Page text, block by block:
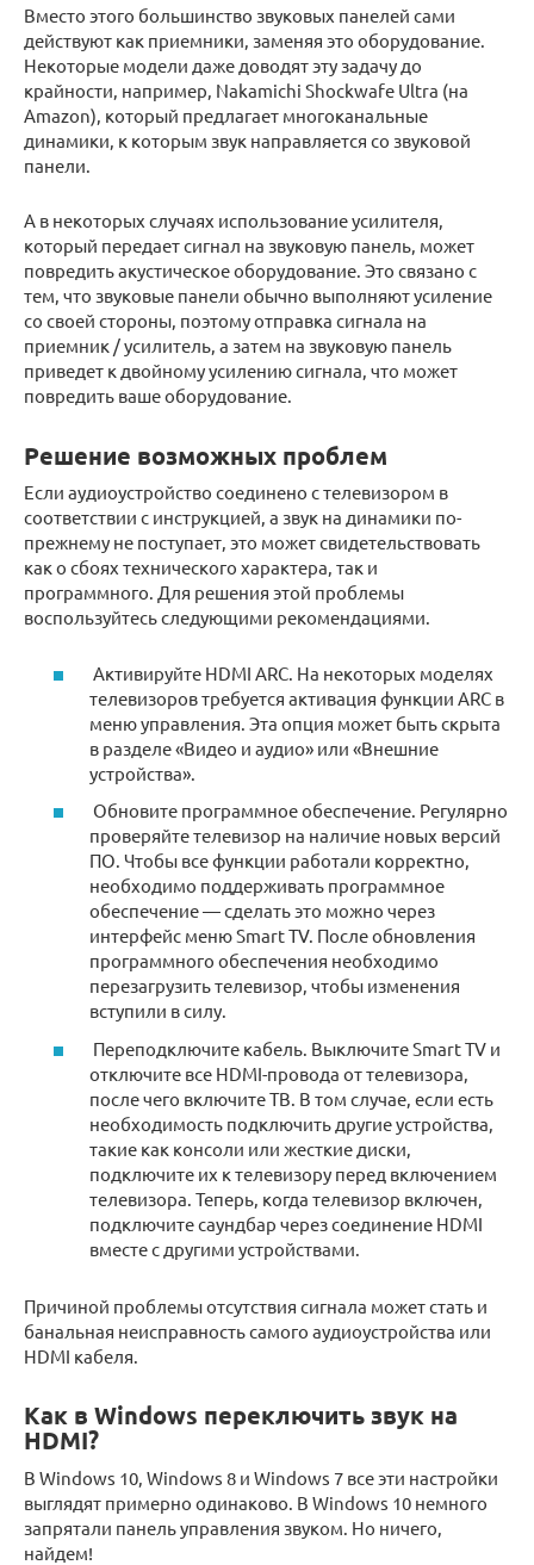
Вместо этого большинство звуковых панелей сами
действуют как приемники, заменяя это оборудование.
Некоторые модели даже доводят эту задачу до
крайности, например, Nakamichi Shockwafe Ultra (на
Amazon), который предлагает многоканальные
динамики, к которым звук направляется со звуковой
панели.
А в некоторых случаях использование усилителя,
который передает сигнал на звуковую панель, может
повредить акустическое оборудование. Это связано с
тем, что звуковые панели обычно выполняют усиление
со своей стороны, поэтому отправка сигнала на
приемник / усилитель, а затем на звуковую панель
приведет к двойному усилению сигнала, что может
повредить ваше оборудование.
Решение возможных проблем
Если аудиоустройство соединено с телевизором в
соответствии с инструкцией, а звук на динамики по-
прежнему не поступает, это может свидетельствовать
как о сбоях технического характера, так и
программного. Для решения этой проблемы
воспользуйтесь следующими рекомендациями.
Активируйте HDMI ARC. На некоторых моделях
телевизоров требуется активация функции ARC в
меню управления. Эта опция может быть скрыта
в разделе «‎Видео и аудио» или «Внешние
устройства».
Обновите программное обеспечение. Регулярно
проверяйте телевизор на наличие новых версий
ПО. Чтобы все функции работали корректно,
необходимо поддерживать программное
обеспечение — сделать это можно через
интерфейс меню Smart TV. После обновления
программного обеспечения необходимо
перезагрузить телевизор, чтобы изменения
вступили в силу.
Переподключите кабель. Выключите Smart TV и
отключите все HDMI-провода от телевизора,
после чего включите ТВ. В том случае, если есть
необходимость подключить другие устройства,
такие как консоли или жесткие диски,
подключите их к телевизору перед включением
телевизора. Теперь, когда телевизор включен,
подключите саундбар через соединение HDMI
вместе с другими устройствами.
Причиной проблемы отсутствия сигнала может стать и
банальная неисправность самого аудиоустройства или
HDMI кабеля.
Как в Windows переключить звук на
HDMI?
В Windows 10, Windows 8 и Windows 7 все эти настройки
выглядят примерно одинаково. В Windows 10 немного
запрятали панель управления звуком. Но ничего,
найдем!